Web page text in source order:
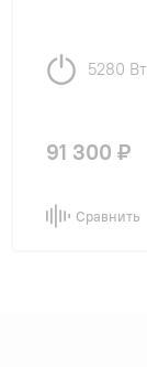
5280 Вт
91 300 ₽
Сравнить